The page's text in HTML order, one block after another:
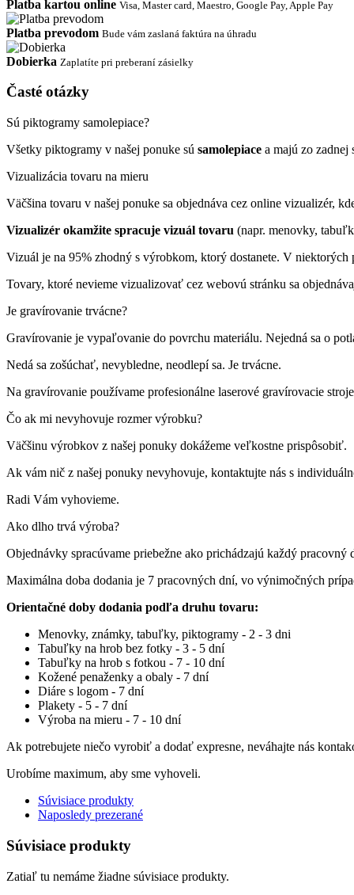
Platba kartou online Visa, Master card, Maestro, Google Pay, Apple Pay
Platba prevodom Bude vám zaslaná faktúra na úhradu
Dobierka Zaplatíte pri preberaní zásielky
Časté otázky
Sú piktogramy samolepiace?
Všetky piktogramy v našej ponuke sú samolepiace a majú zo zadnej
Vizualizácia tovaru na mieru
Väčšina tovaru v našej ponuke sa objednáva cez online vizualizér,
Vizualizér okamžite spracuje vizuál tovaru (napr. menovky,
Vizuál je na 95% zhodný s výrobkom, ktorý dostanete. V
Tovary, ktoré nevieme vizualizovať cez webovú stránku sa
Je gravírovanie trvácne?
Gravírovanie je vypaľovanie do povrchu materiálu. Nejedná sa o
Nedá sa zošúchať, nevybledne, neodlepí sa. Je trvácne.
Na gravírovanie používame profesionálne laserové gravírovacie
Čo ak mi nevyhovuje rozmer výrobku?
Väčšinu výrobkov z našej ponuky dokážeme veľkostne prispôsobiť.
Ak vám nič z našej ponuky nevyhovuje, kontaktujte nás s
Radi Vám vyhovieme.
Ako dlho trvá výroba?
Objednávky spracúvame priebežne ako prichádzajú každý pracovný
Maximálna doba dodania je 7 pracovných dní, vo výnimočných
Orientačné doby dodania podľa druhu tovaru:
Menovky, známky, tabuľky, piktogramy - 2 - 3 dni
Tabuľky na hrob bez fotky - 3 - 5 dní
Tabuľky na hrob s fotkou - 7 - 10 dní
Kožené penaženky a obaly - 7 dní
Diáre s logom - 7 dní
Plakety - 5 - 7 dní
Výroba na mieru - 7 - 10 dní
Ak potrebujete niečo vyrobiť a dodať expresne, neváhajte nás
Urobíme maximum, aby sme vyhoveli.
Súvisiace produkty
Naposledy prezerané
Súvisiace produkty
Zatiaľ tu nemáme žiadne súvisiace produkty.